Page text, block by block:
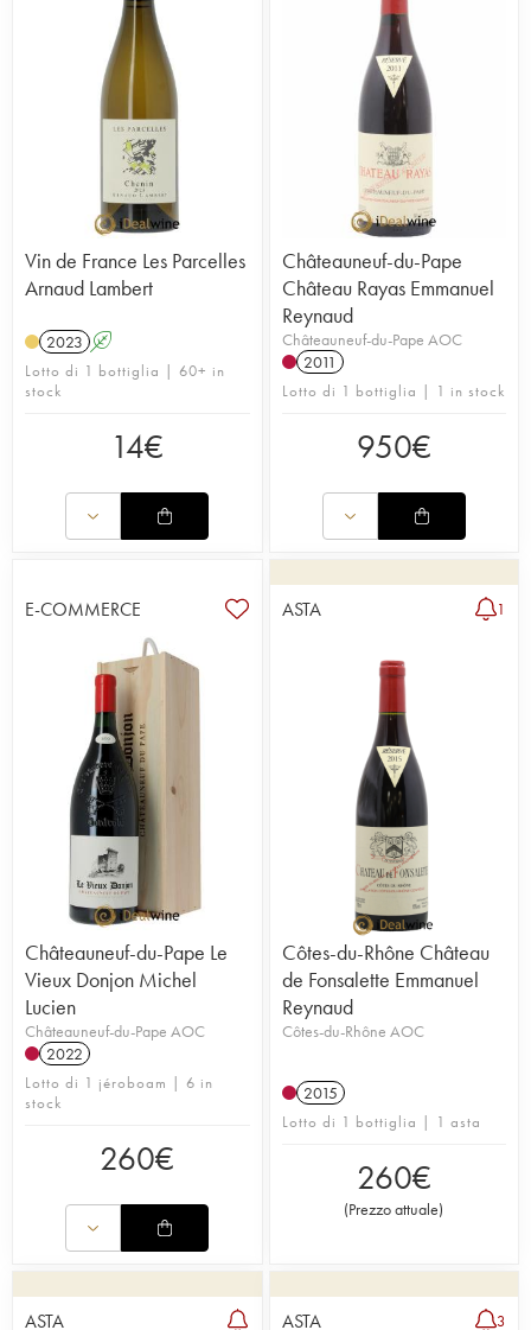
Vin de France Les Parcelles
Arnaud Lambert
2023 A
Lotto di 1 bottiglia | 60+ in
stock
14€
Châteauneuf-du-Pape
Château Rayas Emmanuel
Reynaud
Châteauneuf-du-Pape AOC
2011
Lotto di 1 bottiglia | 1 in stock
950€
E-COMMERCE
Châteauneuf-du-Pape Le
Vieux Donjon Michel
Lucien
Châteauneuf-du-Pape AOC
2022
Lotto di 1 jéroboam | 6 in
stock
260€
ASTA 1
Côtes-du-Rhône Château
de Fonsalette Emmanuel
Reynaud
Côtes-du-Rhône AOC
2015
Lotto di 1 bottiglia | 1 asta
260€
(Prezzo attuale)
ASTA ASTA 3